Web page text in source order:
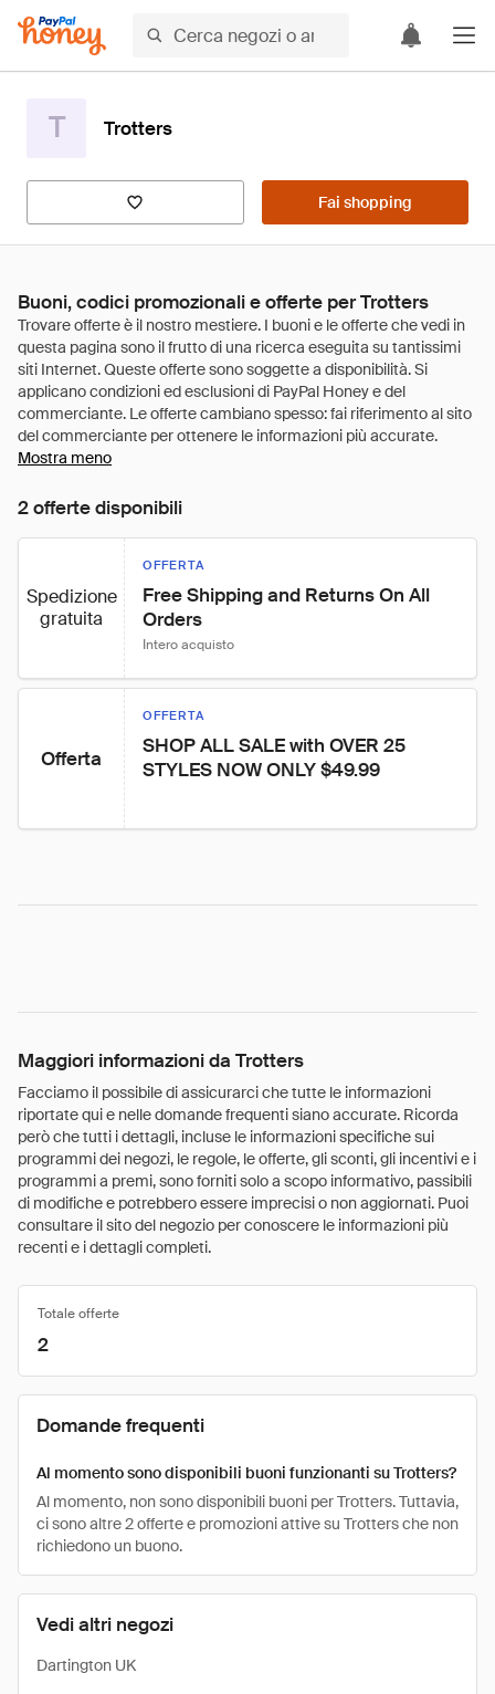
T Trotters
Fai shopping
Buoni, codici promozionali e offerte per Trotters
Mostra meno
2 offerte disponibili
Spedizione
gratuita
OFFERTA
Free Shipping and Returns On All
Orders
Intero acquisto
Offerta
OFFERTA
SHOP ALL SALE with OVER 25
STYLES NOW ONLY $49.99
Maggiori informazioni da Trotters
Facciamo il possibile di assicurarci che tutte le informazioni
riportate qui e nelle domande frequenti siano accurate. Ricorda
però che tutti i dettagli, incluse le informazioni specifiche sui
programmi dei negozi, le regole, le offerte, gli sconti, gli incentivi e i
programmi a premi, sono forniti solo a scopo informativo, passibili
di modifiche e potrebbero essere imprecisi o non aggiornati. Puoi
consultare il sito del negozio per conoscere le informazioni più
recenti e i dettagli completi.
Vedi altri negozi
Dartington UK
Totale offerte
2
Domande frequenti
Al momento sono disponibili buoni funzionanti su Trotters?
Al momento, non sono disponibili buoni per Trotters. Tuttavia,
ci sono altre 2 offerte e promozioni attive su Trotters che non
richiedono un buono.